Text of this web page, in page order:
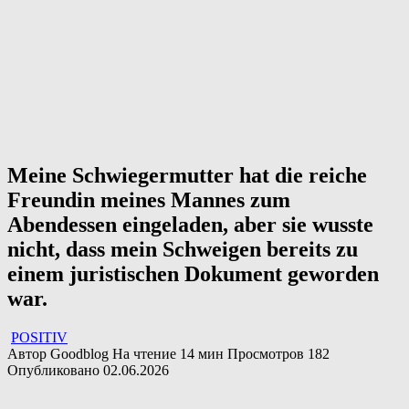
Meine Schwiegermutter hat die reiche
Freundin meines Mannes zum
Abendessen eingeladen, aber sie wusste
nicht, dass mein Schweigen bereits zu
einem juristischen Dokument geworden
war.
POSITIV
Автор Goodblog На чтение 14 мин Просмотров 182
Опубликовано 02.06.2026